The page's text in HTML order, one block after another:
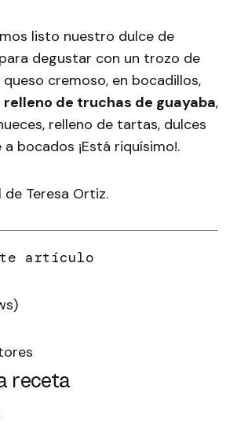
listo nuestro dulce de
degustar con un trozo de
cremoso, en bocadillos,
relleno de truchas de guayaba,
relleno de tartas, dulces
bocados ¡Está riquísimo!.
Teresa Ortiz.
receta